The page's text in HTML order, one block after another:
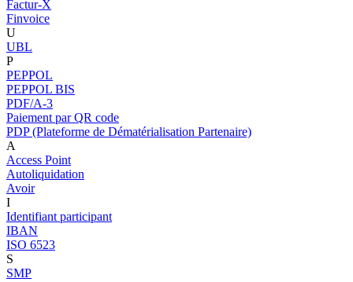
Factur-X
Finvoice
U
UBL
P
PEPPOL
PEPPOL BIS
PDF/A-3
Paiement par QR code
PDP (Plateforme de Dématérialisation Partenaire)
A
Access Point
Autoliquidation
Avoir
I
Identifiant participant
IBAN
ISO 6523
S
SMP